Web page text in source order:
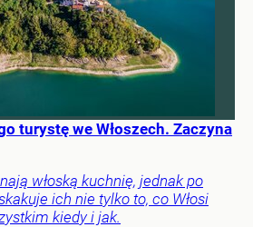
turystę we Włoszech. Zaczyna
włoską kuchnię, jednak po
ich nie tylko to, co Włosi
kiedy i jak.